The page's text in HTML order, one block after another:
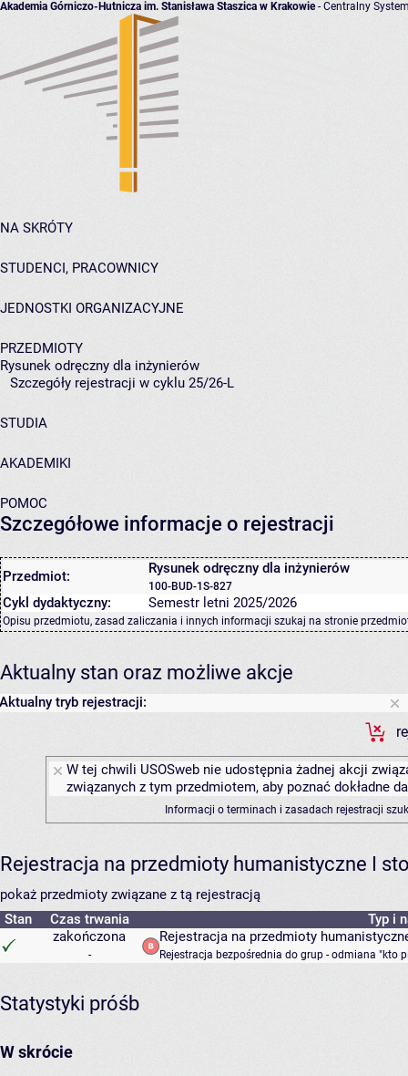
Akademia Górniczo-Hutnicza im. Stanisława Staszica w Krakowie- Centralny
NA SKRÓTY
STUDENCI, PRACOWNICY
JEDNOSTKI ORGANIZACYJNE
PRZEDMIOTY
Rysunek odręczny dla inżynierów
Szczegóły rejestracji w cyklu 25/26-L
STUDIA
AKADEMIKI
POMOC
Szczegółowe informacje o rejestracji
Przedmiot: Rysunek odręczny dla inżynierów
100-BUD-1S-827
Cykl dydaktyczny: Semestr letni 2025/2026
Opisu przedmiotu, zasad zaliczania i innych informacji szukaj na stronie
Aktualny stan oraz możliwe akcje
Aktualny tryb rejestracji:
W tej chwili USOSweb nie udostępnia żadnej akcji
związanych z tym przedmiotem, aby poznać dokładne
Informacji o terminach i zasadach rejestracji
Rejestracja na przedmioty humanistyczne I
pokaż przedmioty związane z tą rejestracją
Stan
Czas trwania
Typ i
zakończona
-
Rejestracja na przedmioty
Rejestracja bezpośrednia do grup - odmiana "kto
Statystyki próśb
W skrócie